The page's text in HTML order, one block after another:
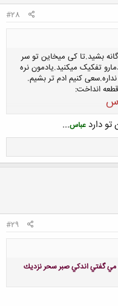
#28
بشید.تا کی میخاین تو سر
تفکیک میکنید.یادمون نره
کنیم ادم تر بشیم.
انداخت:
شود...
دارد عباس...
#29
گفتي اندكي صبر سحر نزديك